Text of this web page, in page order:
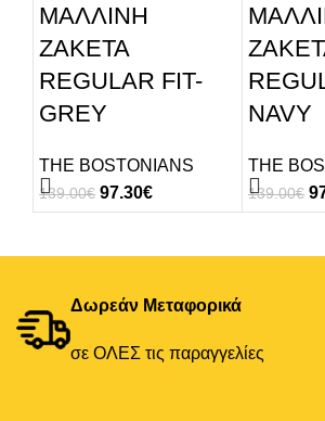
ΜΑΛΛΙΝΗ
ΖΑΚΕΤΑ
REGULAR FIT-
GREY
THE BOSTONIANS
139.00€ 97.30€
NAVY
THE
139.00€
Δωρεάν Μεταφορικά
σε ΟΛΕΣ τις παραγγελίες